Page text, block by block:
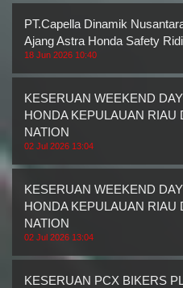
PT.Capella Dinamik
Ajang Astra Honda Safety
18 Jun 2026 10:40
KESERUAN WEEKEND
HONDA KEPULAUAN RIAU
NATION
02 Jul 2026 13:04
KESERUAN WEEKEND
HONDA KEPULAUAN RIAU
NATION
02 Jul 2026 13:04
KESERUAN PCX BIKERS